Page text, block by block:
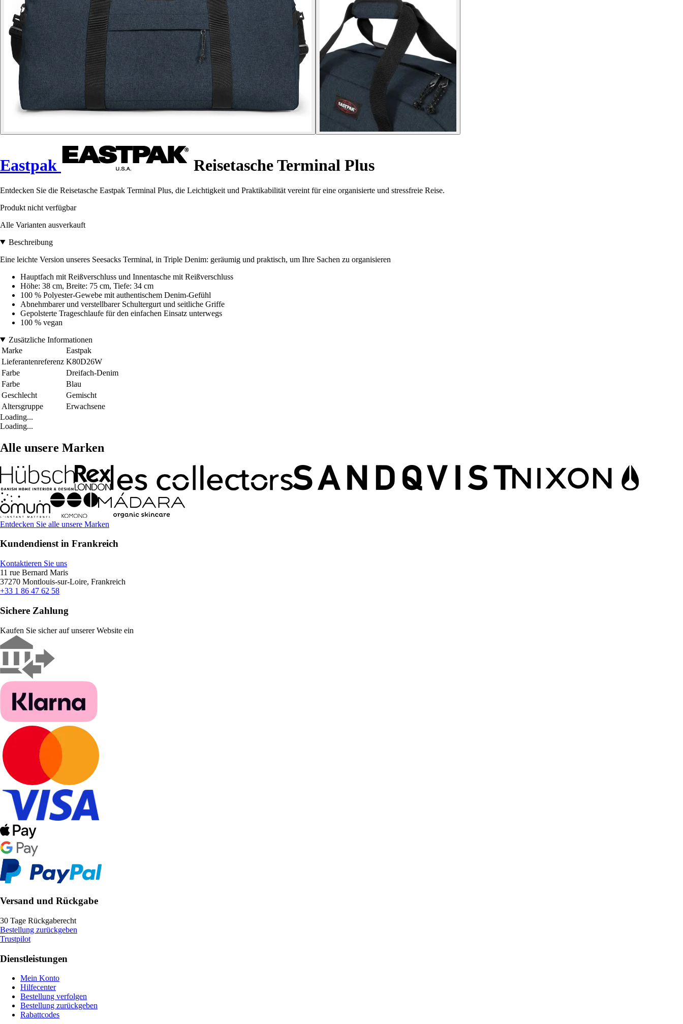
Eastpak Reisetasche Terminal Plus
Entdecken Sie die Reisetasche Eastpak Terminal Plus, die Leichtigkeit und Praktikabilität vereint für eine organisierte und stressfreie Reise.
Produkt nicht verfügbar
Alle Varianten ausverkauft
Beschreibung
Eine leichte Version unseres Seesacks Terminal, in Triple Denim: geräumig und praktisch, um Ihre Sachen zu organisieren
Hauptfach mit Reißverschluss und Innentasche mit Reißverschluss
Höhe: 38 cm, Breite: 75 cm, Tiefe: 34 cm
100 % Polyester-Gewebe mit authentischem Denim-Gefühl
Abnehmbarer und verstellbarer Schultergurt und seitliche Griffe
Gepolsterte Trageschlaufe für den einfachen Einsatz unterwegs
100 % vegan
Zusätzliche Informationen
Marke
Eastpak
Lieferantenreferenz K80D26W
Farbe
Dreifach-Denim
Farbe
Blau
Geschlecht
Gemischt
Altersgruppe
Erwachsene
Loading...
Loading...
Alle unsere Marken
Entdecken Sie alle unsere Marken
Kundendienst in Frankreich
Kontaktieren Sie uns
11 rue Bernard Maris
37270 Montlouis-sur-Loire, Frankreich
+33 1 86 47 62 58
Sichere Zahlung
Kaufen Sie sicher auf unserer Website ein
Versand und Rückgabe
30 Tage Rückgaberecht
Bestellung zurückgeben
Trustpilot
Dienstleistungen
Mein Konto
Hilfecenter
Bestellung verfolgen
Bestellung zurückgeben
Rabattcodes